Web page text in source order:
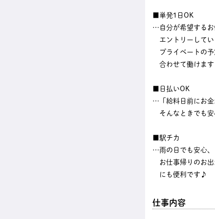
■単発1日OK
…自分が希望するお
エントリーしてい
プライベートの予
合わせて働けま
■日払いOK
…「給料日前にお金
そんなときでも
■駅チカ
…雨の日でも安心、
お仕事帰りのお出
にも便利です♪
仕事内容